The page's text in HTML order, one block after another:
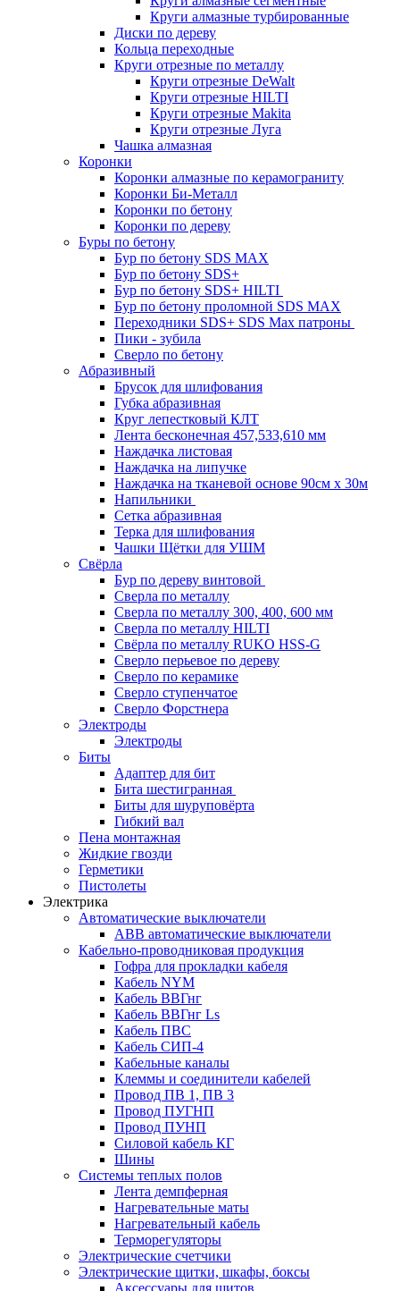
Круги алмазные турбированные
Диски по дереву
Кольца переходные
Круги отрезные по металлу
Круги отрезные DeWalt
Круги отрезные HILTI
Круги отрезные Makita
Круги отрезные Луга
Чашка алмазная
Коронки
Коронки алмазные по керамограниту
Коронки Би-Металл
Коронки по бетону
Коронки по дереву
Буры по бетону
Бур по бетону SDS MAX
Бур по бетону SDS+
Бур по бетону SDS+ HILTI
Бур по бетону проломной SDS MAX
Переходники SDS+ SDS Max патроны
Пики - зубила
Сверло по бетону
Абразивный
Брусок для шлифования
Губка абразивная
Круг лепестковый КЛТ
Лента бесконечная 457,533,610 мм
Наждачка листовая
Наждачка на липучке
Наждачка на тканевой основе 90см х 30м
Напильники
Сетка абразивная
Терка для шлифования
Чашки Щётки для УШМ
Свёрла
Бур по дереву винтовой
Сверла по металлу
Сверла по металлу 300, 400, 600 мм
Сверла по металлу HILTI
Свёрла по металлу RUKO HSS-G
Сверло перьевое по дереву
Сверло по керамике
Сверло ступенчатое
Сверло Форстнера
Электроды
Электроды
Биты
Адаптер для бит
Бита шестигранная
Биты для шуруповёрта
Гибкий вал
Пена монтажная
Жидкие гвозди
Герметики
Пистолеты
Электрика
Автоматические выключатели
ABB автоматические выключатели
Кабельно-проводниковая продукция
Гофра для прокладки кабеля
Кабель NYM
Кабель ВВГнг
Кабель ВВГнг Ls
Кабель ПВС
Кабель СИП-4
Кабельные каналы
Клеммы и соединители кабелей
Провод ПВ 1, ПВ 3
Провод ПУГНП
Провод ПУНП
Силовой кабель КГ
Шины
Системы теплых полов
Лента демпферная
Нагревательные маты
Нагревательный кабель
Терморегуляторы
Электрические счетчики
Электрические щитки, шкафы, боксы
Аксессуары для щитов